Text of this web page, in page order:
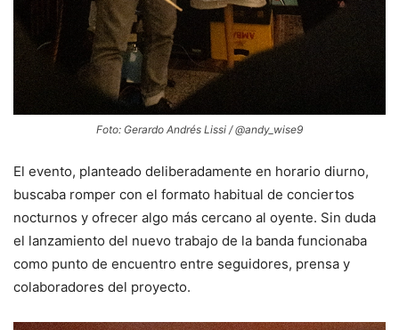
Foto: Gerardo Andrés Lissi / @andy_wise9
El evento, planteado deliberadamente en horario diurno,
buscaba romper con el formato habitual de conciertos
nocturnos y ofrecer algo más cercano al oyente. Sin duda
el lanzamiento del nuevo trabajo de la banda funcionaba
como punto de encuentro entre seguidores, prensa y
colaboradores del proyecto.